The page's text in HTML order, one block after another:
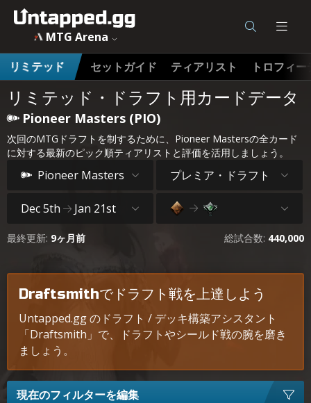
MTG Arena
リミテッド
セットガイド ティアリスト トロフィ
リミテッド・ドラフト用カードデータ
Pioneer Masters (PIO)
次回のMTGドラフトを制するために、Pioneer Mastersの全カード
に対する最新のピック順ティアリストと評価を活用しましょう。
Pioneer Masters プレミア・ドラフト
Dec 5th Jan 21st
最終更新: 9ヶ月前 総試合数: 440,000
Draftsmithでドラフト戦を上達しよう
Untapped.gg のドラフト / デッキ構築アシスタント
「Draftsmith」で、ドラフトやシールド戦の腕を磨き
ましょう。
現在のフィルターを編集